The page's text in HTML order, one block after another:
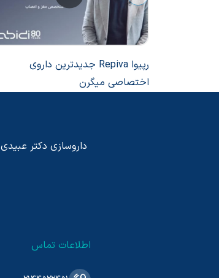
رپیوا Repiva جدیدترین داروی
اختصاصی میگرن
داروسازی دکتر عبیدی
اطلاعات تماس